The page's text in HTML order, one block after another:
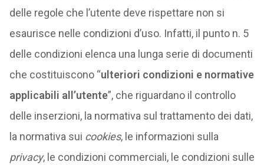
delle regole che l’utente deve rispettare non si
esaurisce nelle condizioni d’uso. Infatti, il punto n. 5
delle condizioni elenca una lunga serie di documenti
che costituiscono “ulteriori condizioni e normative
applicabili all’utente”, che riguardano il controllo
delle inserzioni, la normativa sul trattamento dei dati,
la normativa sui cookies, le informazioni sulla
privacy, le condizioni commerciali, le condizioni sulle